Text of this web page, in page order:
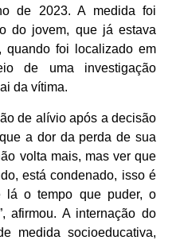
de 2023. A medida foi
do jovem, que já estava
quando foi localizado em
de uma investigação
da vítima.
de alívio após a decisão
a dor da perda de sua
volta mais, mas ver que
está condenado, isso é
lá o tempo que puder, o
afirmou. A internação do
medida socioeducativa,